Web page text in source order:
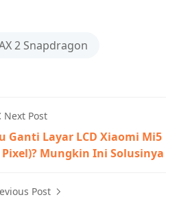
2 Snapdragon
Next Post
Ganti Layar LCD Xiaomi Mi5
Mungkin Ini Solusinya
Post